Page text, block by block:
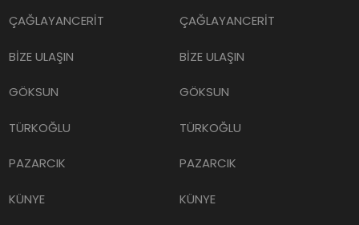
ÇAĞLAYANCERİT
BİZE ULAŞIN
GÖKSUN
TÜRKOĞLU
PAZARCIK
KÜNYE
ÇAĞLAYANCERİT
BİZE ULAŞIN
GÖKSUN
TÜRKOĞLU
PAZARCIK
KÜNYE